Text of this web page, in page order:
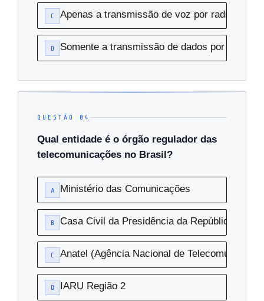
C Apenas a transmissão de voz por
D Somente a transmissão de dados por fibra
QUESTÃO 04
Qual entidade é o órgão regulador das
telecomunicações no Brasil?
A Ministério das Comunicações
B Casa Civil da Presidência da República
C Anatel (Agência Nacional de
D IARU Região 2